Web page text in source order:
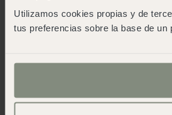
Utilizamos cookies propias y de
tus preferencias sobre la base de